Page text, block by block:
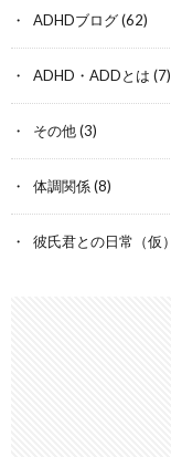
ADHDブログ(62)
ADHD・ADDとは (7)
その他(3)
体調関係(8)
彼氏君との日常（仮）